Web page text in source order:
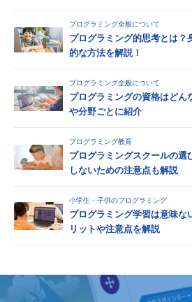
プログラミング全般について
プログラミング的思考とは？
的な方法を解説！
プログラミング全般について
プログラミングの資格はどん
や分野ごとに紹介
プログラミング教育
プログラミングスクールの選
しないための注意点も解説
小学生・子供のプログラミング
プログラミング学習は意味な
リットや注意点を解説